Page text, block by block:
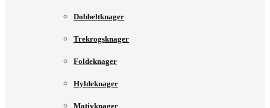
Dobbeltknager
Trekrogsknager
Foldeknager
Hyldeknager
Motivknager